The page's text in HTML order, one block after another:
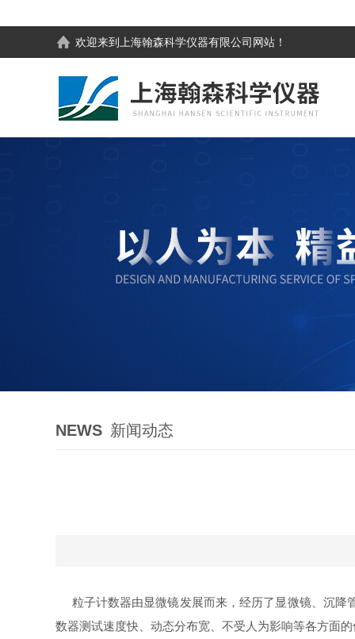
欢迎来到 上海翰森科学仪器有限公司 网站！
NEWS 新闻动态
粒子计数器由显微镜发展而来，经历了显微镜、沉降
数器测试速度快、动态分布宽、不受人为影响等各方面